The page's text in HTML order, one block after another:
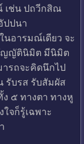
เช่น ปถวีกสิณ
ปปนา
อารมณ์เดียว จะ
ญญัตินิมิต มีนิมิต
รถจะคิดนึกไป
รับรส รับสัมผัส
๕ ทางตา ทางหู
จก็รู้เฉพาะ